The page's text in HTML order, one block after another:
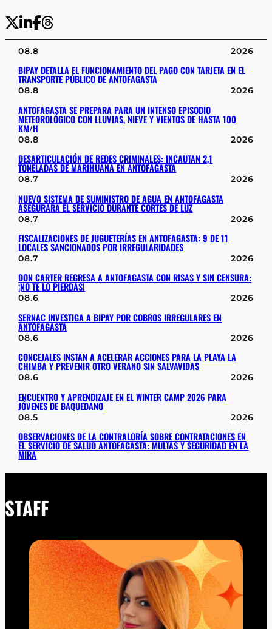
08.8 2026
BIPAY DETALLA EL FUNCIONAMIENTO DEL PAGO CON TARJETA EN EL
TRANSPORTE PÚBLICO DE ANTOFAGASTA
08.8 2026
ANTOFAGASTA SE PREPARA PARA UN INTENSO EPISODIO
METEOROLÓGICO CON LLUVIAS, NIEVE Y VIENTOS DE HASTA 100
KM/H
08.8 2026
DESARTICULACIÓN DE REDES CRIMINALES: INCAUTAN 2,1
TONELADAS DE MARIHUANA EN ANTOFAGASTA
08.7 2026
NUEVO SISTEMA DE SUMINISTRO DE AGUA EN ANTOFAGASTA
ASEGURARÁ EL SERVICIO DURANTE CORTES DE LUZ
08.7 2026
FISCALIZACIONES DE JUGUETERÍAS EN ANTOFAGASTA: 9 DE 11
LOCALES SANCIONADOS POR IRREGULARIDADES
08.7 2026
DON CARTER REGRESA A ANTOFAGASTA CON RISAS Y SIN CENSURA:
¡NO TE LO PIERDAS!
08.6 2026
SERNAC INVESTIGA A BIPAY POR COBROS IRREGULARES EN
ANTOFAGASTA
08.6 2026
CONCEJALES INSTAN A ACELERAR ACCIONES PARA LA PLAYA LA
CHIMBA Y PREVENIR OTRO VERANO SIN SALVAVIDAS
08.6 2026
ENCUENTRO Y APRENDIZAJE EN EL WINTER CAMP 2026 PARA
JÓVENES DE BAQUEDANO
08.5 2026
OBSERVACIONES DE LA CONTRALORÍA SOBRE CONTRATACIONES EN
EL SERVICIO DE SALUD ANTOFAGASTA: MULTAS Y SEGURIDAD EN LA
MIRA
STAFF